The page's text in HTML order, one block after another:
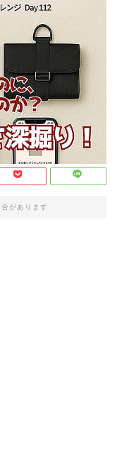
があります